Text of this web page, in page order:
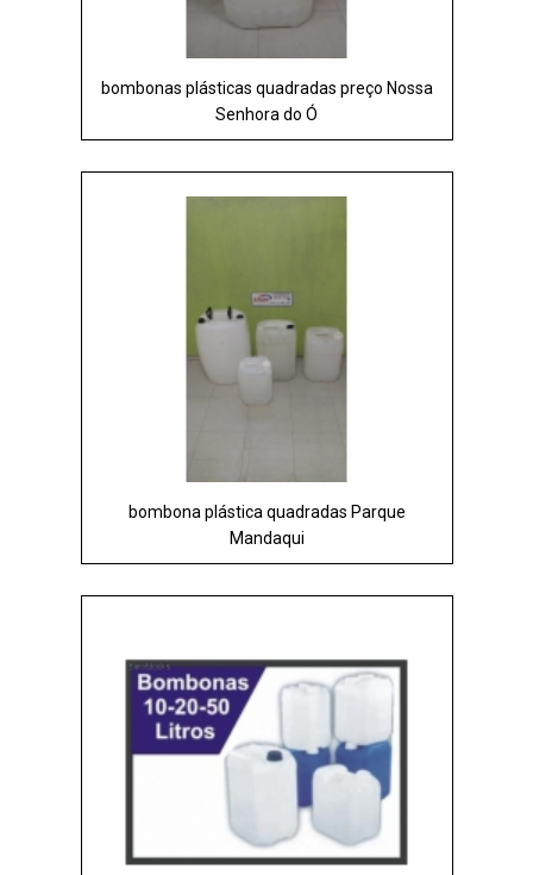
bombonas plásticas quadradas preço Nossa
Senhora do Ó
bombona plástica quadradas Parque
Mandaqui